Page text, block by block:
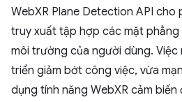
WebXR Plane Detection API
truy xuất tập hợp các mặt
môi trường của người dùng. Việc
triển giảm bớt công việc, vừa
dụng tính năng WebXR cảm